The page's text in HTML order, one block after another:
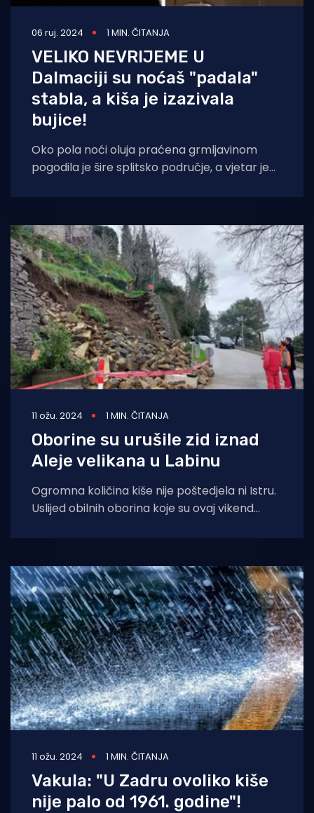
06 ruj. 2024 1 MIN. ČITANJA
VELIKO NEVRIJEME U
Dalmaciji su noćaš "padala"
stabla, a kiša je izazivala
bujice!
Oko pola noći oluja praćena grmljavinom
pogodila je šire splitsko područje, a vjetar je
11 ožu. 2024 1 MIN. ČITANJA
Oborine su urušile zid iznad
Aleje velikana u Labinu
Ogromna količina kiše nije poštedjela ni Istru.
Uslijed obilnih oborina koje su ovaj vikend
11 ožu. 2024 1 MIN. ČITANJA
Vakula: "U Zadru ovoliko kiše
nije palo od 1961. godine"!